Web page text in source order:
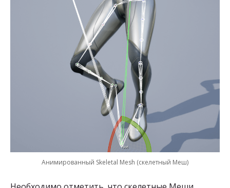
Анимированный Skeletal Mesh (скелетный Меш)